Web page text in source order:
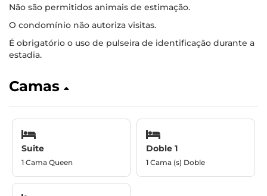
Não são permitidos animais de estimação.
O condomínio não autoriza visitas.
É obrigatório o uso de pulseira de identificação durante a
estadia.
Camas
Suite
1 Cama Queen
Doble 1
1 Cama (s) Doble